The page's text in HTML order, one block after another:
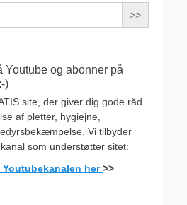
og abonner på
)
site, der giver dig gode råd
af pletter, hygiejne,
Vi tilbyder
som understøtter sitet:
her>>